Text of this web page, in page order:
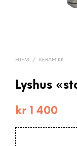
HJEM / KERAMIKK
Lyshus
kr 1 400